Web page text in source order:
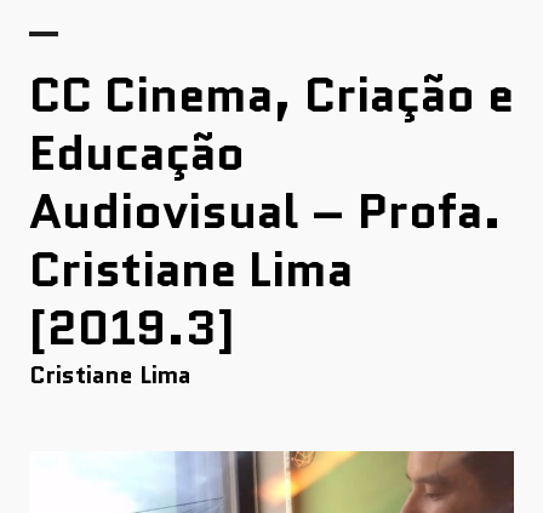
CC Cinema, Criação e
Educação
Audiovisual – Profa.
Cristiane Lima
[2019.3]
Cristiane Lima